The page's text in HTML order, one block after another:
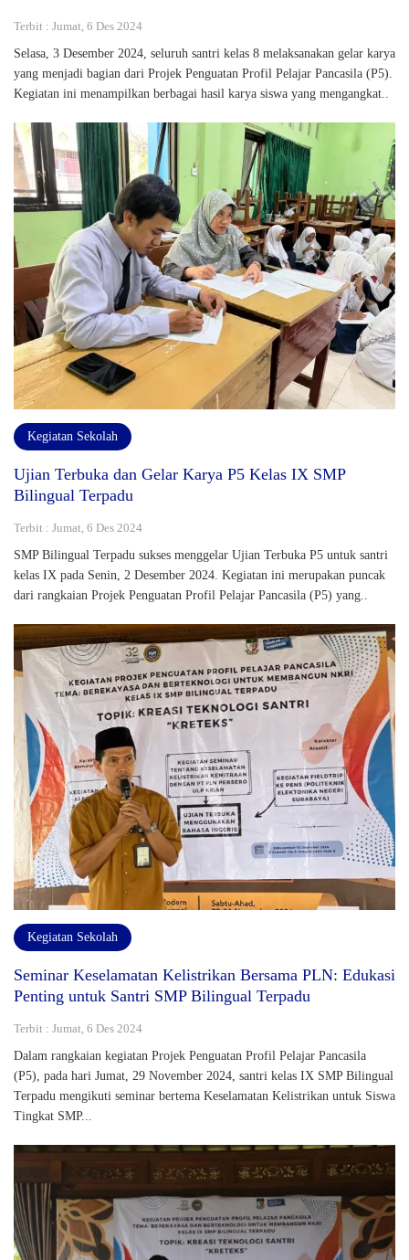
Terbit : Jumat, 6 Des 2024
Selasa, 3 Desember 2024, seluruh santri kelas 8 melaksanakan gelar karya
yang menjadi bagian dari Projek Penguatan Profil Pelajar Pancasila (P5).
Kegiatan ini menampilkan berbagai hasil karya siswa yang mengangkat..
Kegiatan Sekolah
Ujian Terbuka dan Gelar Karya P5 Kelas IX SMP
Bilingual Terpadu
Terbit : Jumat, 6 Des 2024
SMP Bilingual Terpadu sukses menggelar Ujian Terbuka P5 untuk santri
kelas IX pada Senin, 2 Desember 2024. Kegiatan ini merupakan puncak
dari rangkaian Projek Penguatan Profil Pelajar Pancasila (P5) yang..
Kegiatan Sekolah
Seminar Keselamatan Kelistrikan Bersama PLN: Edukasi
Penting untuk Santri SMP Bilingual Terpadu
Terbit : Jumat, 6 Des 2024
Dalam rangkaian kegiatan Projek Penguatan Profil Pelajar Pancasila
(P5), pada hari Jumat, 29 November 2024, santri kelas IX SMP Bilingual
Terpadu mengikuti seminar bertema Keselamatan Kelistrikan untuk Siswa
Tingkat SMP...